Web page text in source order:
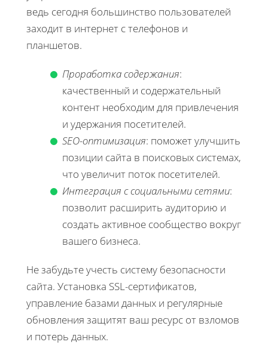
ведь сегодня большинство пользователей
заходит в интернет с телефонов и
планшетов.
Проработка содержания:
качественный и содержательный
контент необходим для привлечения
и удержания посетителей.
SEO-оптимизация: поможет улучшить
позиции сайта в поисковых системах,
что увеличит поток посетителей.
Интеграция с социальными сетями:
позволит расширить аудиторию и
создать активное сообщество вокруг
вашего бизнеса.
Не забудьте учесть систему безопасности
сайта. Установка SSL-сертификатов,
управление базами данных и регулярные
обновления защитят ваш ресурс от взломов
и потерь данных.